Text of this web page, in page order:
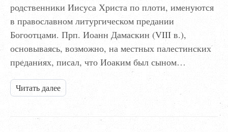
родственники Иисуса Христа по плоти, именуются
в православном литургическом предании
Богоотцами. Прп. Иоанн Дамаскин (VIII в.),
основываясь, возможно, на местных палестинских
преданиях, писал, что Иоаким был сыном…
Читать далее